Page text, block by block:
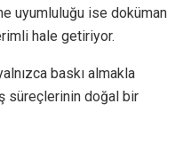
uyumluluğu ise doküman
hale getiriyor.
baskı almakla
süreçlerinin doğal bir